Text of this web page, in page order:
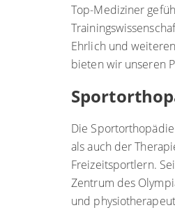
Top-Mediziner
Ehrlich und
bieten wir unseren
Die
als auch der
Freizeitsportlern.
Zentrum des
und